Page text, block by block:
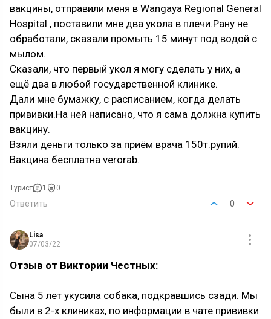
вакцины, отправили меня в Wangaya Regional General
Hospital , поставили мне два укола в плечи.Рану не
обработали, сказали промыть 15 минут под водой с
мылом.
Сказали, что первый укол я могу сделать у них, а
ещё два в любой государственной клинике.
Дали мне бумажку, с расписанием, когда делать
прививки.На ней написано, что я сама должна купить
вакцину.
Взяли деньги только за приём врача 150т.рупий.
Вакцина бесплатна verorab.
Турист 1 0
Ответить 0
Lisa
07/03/22
Отзыв от Виктории Честных:
Сына 5 лет укусила собака, подкравшись сзади. Мы
были в 2-х клиниках, по информации в чате прививки